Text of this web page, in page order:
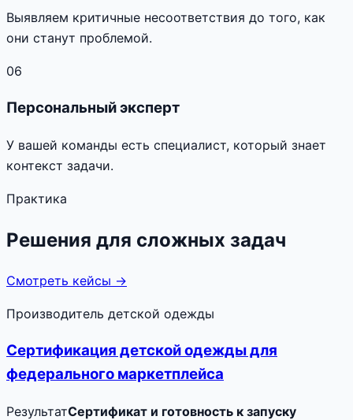
Выявляем критичные несоответствия до того, как
они станут проблемой.
06
Персональный эксперт
У вашей команды есть специалист, который знает
контекст задачи.
Практика
Решения для сложных задач
Смотреть кейсы →
Производитель детской одежды
Сертификация детской одежды для
федерального маркетплейса
РезультатСертификат и готовность к запуску